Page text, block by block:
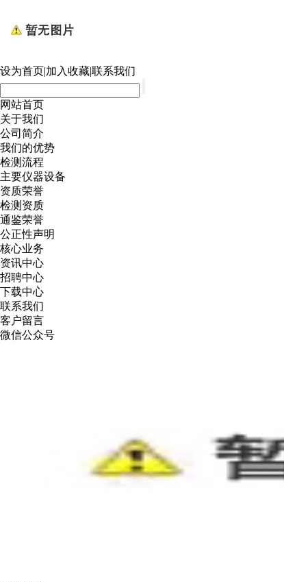
设为首页|加入收藏|联系我们
网站首页
关于我们
公司简介
我们的优势
检测流程
主要仪器设备
资质荣誉
检测资质
通鉴荣誉
公正性声明
核心业务
资讯中心
招聘中心
下载中心
联系我们
客户留言
微信公众号